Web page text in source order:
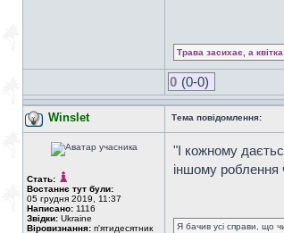
Трава засихає, а
0 (0-0)
Winslet Тема повідомлення:
Стать:
Востаннє тут були:
05 грудня 2019, 11:37
Написано: 1116
Звідки: Ukraine
Віровизнання: п'ятидесятник
"І кожному
іншому роблення
Я бачив усі справи, що